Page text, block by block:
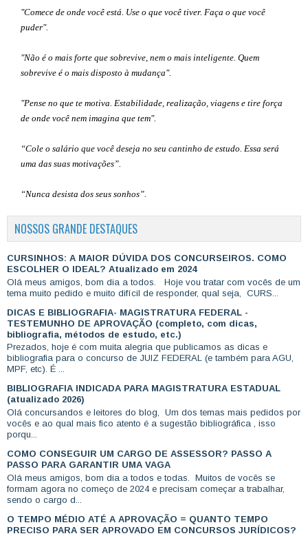
"Comece de onde você está. Use o que você tiver. Faça o que você
puder".
"Não é o mais forte que sobrevive, nem o mais inteligente. Quem
sobrevive é o mais disposto à mudança".
"Pense no que te motiva. Estabilidade, realização, viagens e tire força
de onde você nem imagina que tem".
“Cole o salário que você deseja no seu cantinho de estudo. Essa será
uma das suas motivações”.
“Nunca desista dos seus sonhos”.
NOSSOS GRANDE DESTAQUES
CURSINHOS: A MAIOR DÚVIDA DOS CONCURSEIROS. COMO
ESCOLHER O IDEAL? Atualizado em 2024
Olá meus amigos, bom dia a todos. Hoje vou tratar com vocês de um
tema muito pedido e muito difícil de responder, qual seja, CURS...
DICAS E BIBLIOGRAFIA- MAGISTRATURA FEDERAL -
TESTEMUNHO DE APROVAÇÃO (completo, com dicas,
bibliografia, métodos de estudo, etc.)
Prezados, hoje é com muita alegria que publicamos as dicas e
bibliografia para o concurso de JUIZ FEDERAL (e também para AGU,
MPF, etc). É ...
BIBLIOGRAFIA INDICADA PARA MAGISTRATURA ESTADUAL
(atualizado 2026)
Olá concursandos e leitores do blog, Um dos temas mais pedidos por
vocês e ao qual mais fico atento é a sugestão bibliográfica , isso
porqu...
COMO CONSEGUIR UM CARGO DE ASSESSOR? PASSO A
PASSO PARA GARANTIR UMA VAGA
Olá meus amigos, bom dia a todos e todas. Muitos de vocês se
formam agora no começo de 2024 e precisam começar a trabalhar,
sendo o cargo d...
O TEMPO MÉDIO ATÉ A APROVAÇÃO = QUANTO TEMPO
PRECISO PARA SER APROVADO EM CONCURSOS JURÍDICOS?